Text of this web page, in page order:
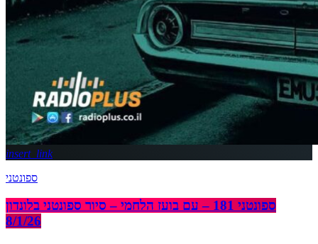
insert_link
ספונטני
ספונטני 181 – עם בועז הלחמי – סיור ספונטני בלונדון
8/1/26